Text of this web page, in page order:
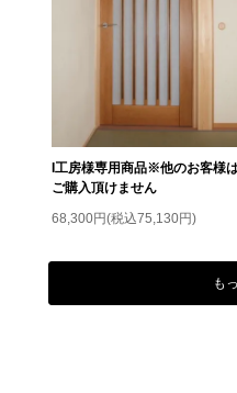
I工房様専用商品※他のお客様
ご購入頂けません
68,300円(税込75,130円)
も